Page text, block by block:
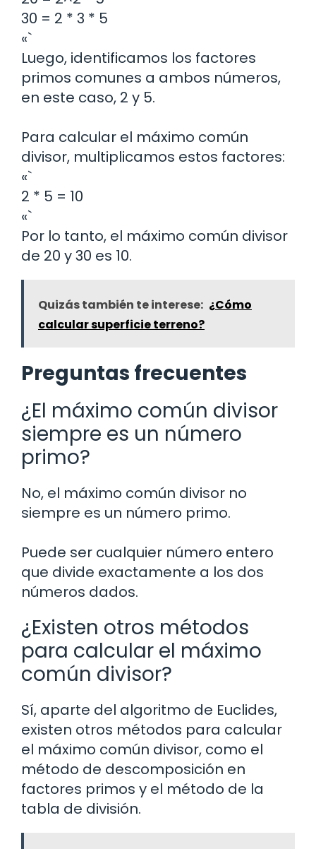
30 = 2 * 3 * 5
«`
Luego, identificamos los factores
primos comunes a ambos números,
en este caso, 2 y 5.
Para calcular el máximo común
divisor, multiplicamos estos factores:
«`
2 * 5 = 10
«`
Por lo tanto, el máximo común divisor
de 20 y 30 es 10.
Quizás también te interese: ¿Cómo
calcular superficie terreno?
Preguntas frecuentes
¿El máximo común divisor
siempre es un número
primo?
No, el máximo común divisor no
siempre es un número primo.
Puede ser cualquier número entero
que divide exactamente a los dos
números dados.
¿Existen otros métodos
para calcular el máximo
común divisor?
Sí, aparte del algoritmo de Euclides,
existen otros métodos para calcular
el máximo común divisor, como el
método de descomposición en
factores primos y el método de la
tabla de división.